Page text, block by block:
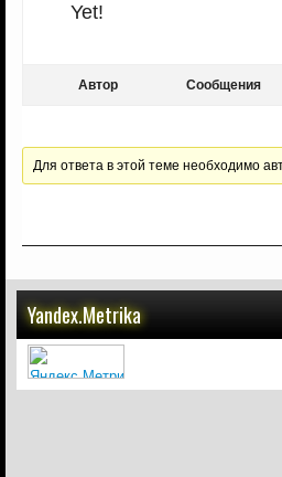
Yet!
Автор Сообщения
Для ответа в этой теме необходимо
Yandex.Metrika